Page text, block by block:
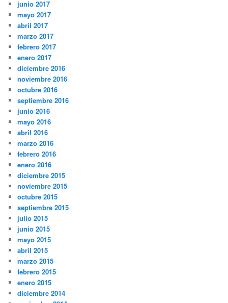
junio 2017
mayo 2017
abril 2017
marzo 2017
febrero 2017
enero 2017
diciembre 2016
noviembre 2016
octubre 2016
septiembre 2016
junio 2016
mayo 2016
abril 2016
marzo 2016
febrero 2016
enero 2016
diciembre 2015
noviembre 2015
octubre 2015
septiembre 2015
julio 2015
junio 2015
mayo 2015
abril 2015
marzo 2015
febrero 2015
enero 2015
diciembre 2014